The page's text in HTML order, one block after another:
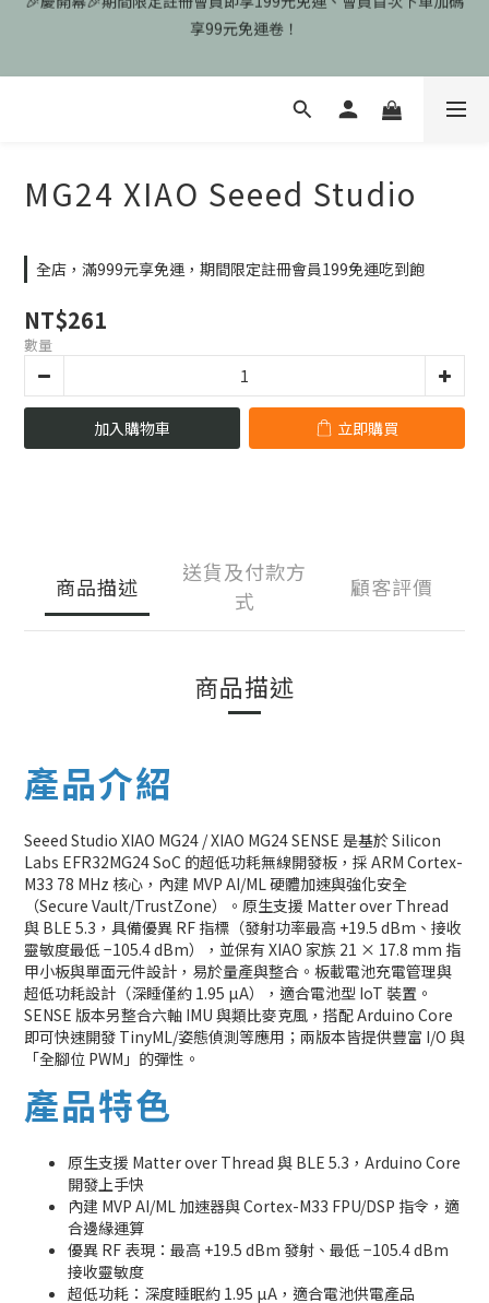
🎉慶開幕🎉期間限定註冊會員即享199元免運、會員首次下單加碼
🎉慶開幕🎉期間限定註冊會員即享199元免運、會員首次下單加碼
MG24 XIAO Seeed Studio
全店，滿999元享免運，期間限定註冊會員199免運吃到飽
NT$261
數量
加入購物車 立即購買
商品描述
送貨及付款方
式
顧客評價
商品描述
產品介紹
Seeed Studio XIAO MG24 / XIAO MG24 SENSE 是基於 Silicon
Labs EFR32MG24 SoC 的超低功耗無線開發板，採 ARM Cortex-
M33 78 MHz 核心，內建 MVP AI/ML 硬體加速與強化安全
（Secure Vault/TrustZone）。原生支援 Matter over Thread
與 BLE 5.3，具備優異 RF 指標（發射功率最高 +19.5 dBm、接收
靈敏度最低 −105.4 dBm），並保有 XIAO 家族 21 × 17.8 mm 指
甲小板與單面元件設計，易於量產與整合。板載電池充電管理與
超低功耗設計（深睡僅約 1.95 µA），適合電池型 IoT 裝置。
SENSE 版本另整合六軸 IMU 與類比麥克風，搭配 Arduino Core
即可快速開發 TinyML/姿態偵測等應用；兩版本皆提供豐富 I/O 與
「全腳位 PWM」的彈性。
產品特色
原生支援 Matter over Thread 與 BLE 5.3，Arduino Core
開發上手快
內建 MVP AI/ML 加速器與 Cortex-M33 FPU/DSP 指令，適
合邊緣運算
優異 RF 表現：最高 +19.5 dBm 發射、最低 −105.4 dBm
接收靈敏度
超低功耗：深度睡眠約 1.95 µA，適合電池供電產品